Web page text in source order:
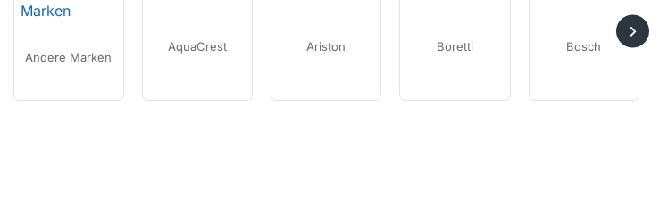
Andere Marken
AquaCrest Ariston Boretti Bosch